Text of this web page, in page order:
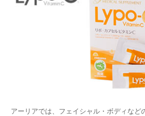
アーリアでは、フェイシャル・ボディなど